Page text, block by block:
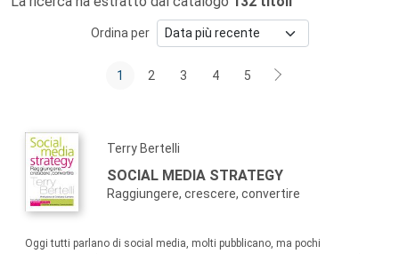
Ordina per
1 2 3 4 5
Terry Bertelli
SOCIAL MEDIA STRATEGY
Raggiungere, crescere, convertire
Oggi tutti parlano di social media, molti pubblicano, ma pochi